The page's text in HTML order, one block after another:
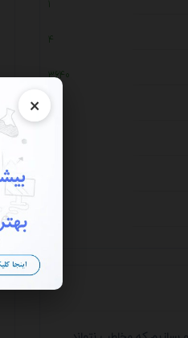
×
1
4
3640
1